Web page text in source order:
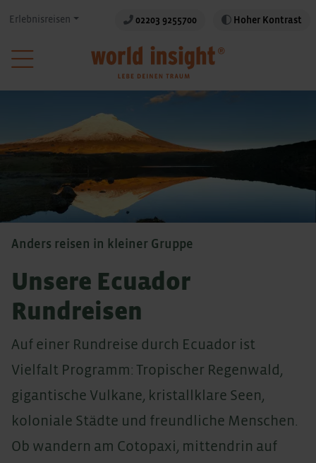
Erlebnisreisen 02203 9255700 Hoher Kontrast
Anders reisen in kleiner Gruppe
Unsere Ecuador
Rundreisen
Auf einer Rundreise durch Ecuador ist
Vielfalt Programm: Tropischer Regenwald,
gigantische Vulkane, kristallklare Seen,
koloniale Städte und freundliche Menschen.
Ob wandern am Cotopaxi, mittendrin auf